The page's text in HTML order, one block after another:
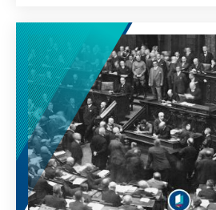
Claudia Weber mit der Frage,
Erinnerung verändert und
Herausforderungen das
Zweiten Weltkrieg steht.